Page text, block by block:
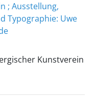
; Ausstellung,
Typographie: Uwe
Kunstverein